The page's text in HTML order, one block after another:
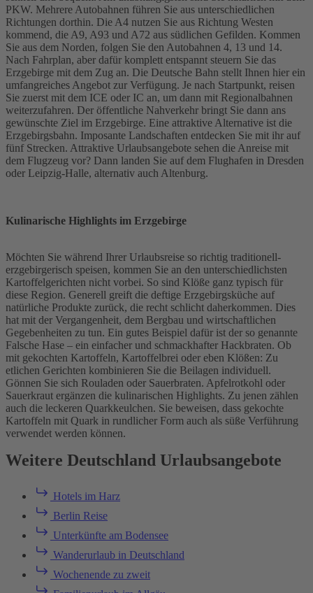
PKW. Mehrere Autobahnen führen Sie aus unterschiedlichen
Richtungen dorthin. Die A4 nutzen Sie aus Richtung Westen
kommend, die A9, A93 und A72 aus südlichen Gefilden. Kommen
Sie aus dem Norden, folgen Sie den Autobahnen 4, 13 und 14.
Nach Fahrplan, aber dafür komplett entspannt steuern Sie das
Erzgebirge mit dem Zug an. Die Deutsche Bahn stellt Ihnen hier ein
umfangreiches Angebot zur Verfügung. Je nach Startpunkt, reisen
Sie zuerst mit dem ICE oder IC an, um dann mit Regionalbahnen
weiterzufahren. Der öffentliche Nahverkehr bringt Sie dann ans
gewünschte Ziel im Erzgebirge. Eine attraktive Alternative ist die
Erzgebirgsbahn. Imposante Landschaften entdecken Sie mit ihr auf
fünf Strecken. Attraktive Urlaubsangebote sehen die Anreise mit
dem Flugzeug vor? Dann landen Sie auf dem Flughafen in Dresden
oder Leipzig-Halle, alternativ auch Altenburg.
Kulinarische Highlights im Erzgebirge
Möchten Sie während Ihrer Urlaubsreise so richtig traditionell-
erzgebirgerisch speisen, kommen Sie an den unterschiedlichsten
Kartoffelgerichten nicht vorbei. So sind Klöße ganz typisch für
diese Region. Generell greift die deftige Erzgebirgsküche auf
natürliche Produkte zurück, die recht schlicht daherkommen. Dies
hat mit der Vergangenheit, dem Bergbau und wirtschaftlichen
Gegebenheiten zu tun. Ein gutes Beispiel dafür ist der so genannte
Falsche Hase – ein einfacher und schmackhafter Hackbraten. Ob
mit gekochten Kartoffeln, Kartoffelbrei oder eben Klößen: Zu
etlichen Gerichten kombinieren Sie die Beilagen individuell.
Gönnen Sie sich Rouladen oder Sauerbraten. Apfelrotkohl oder
Sauerkraut ergänzen die kulinarischen Highlights. Zu jenen zählen
auch die leckeren Quarkkeulchen. Sie beweisen, dass gekochte
Kartoffeln mit Quark in rundlicher Form auch als süße Verführung
verwendet werden können.
Weitere Deutschland Urlaubsangebote
Hotels im Harz
Berlin Reise
Unterkünfte am Bodensee
Wanderurlaub in Deutschland
Wochenende zu zweit